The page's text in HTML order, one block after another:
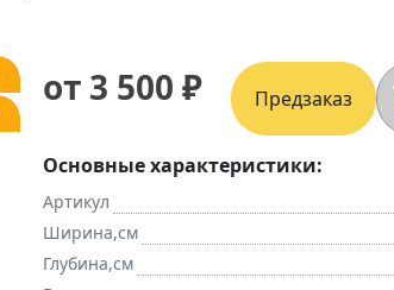
от 3 500 ₽ Предзаказ
Основные характеристики:
Артикул
Ширина,см
Глубина,см